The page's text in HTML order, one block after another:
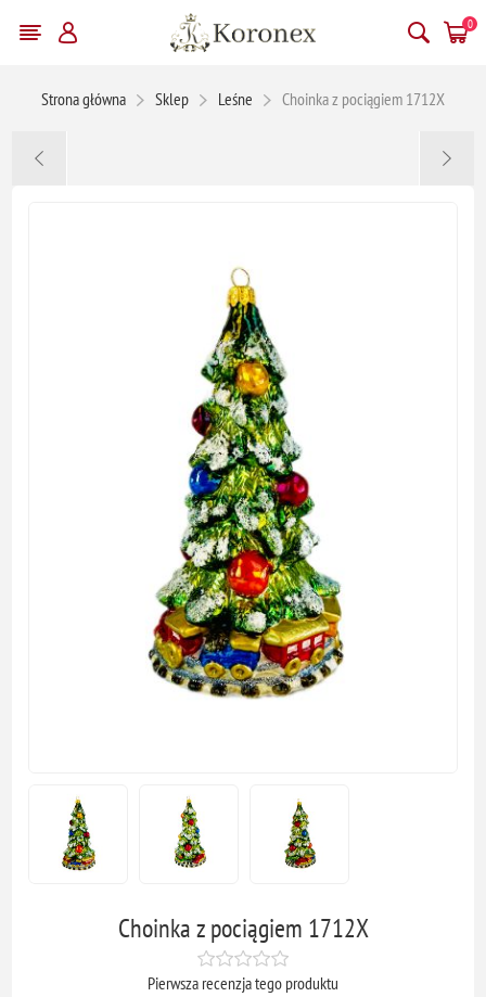
0
Strona główna Sklep Leśne Choinka z pociągiem 1712X
Choinka z pociągiem 1712X
Pierwsza recenzja tego produktu